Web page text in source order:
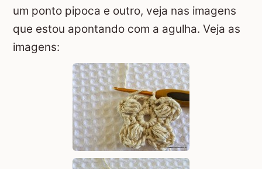
um ponto pipoca e outro, veja nas imagens
que estou apontando com a agulha. Veja as
imagens: